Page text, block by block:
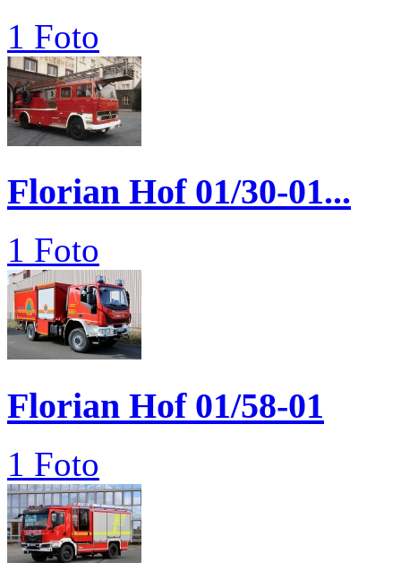
1 Foto
Florian Hof 01/30-01...
1 Foto
Florian Hof 01/58-01
1 Foto